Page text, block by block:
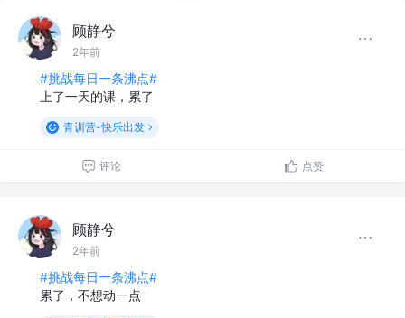
顾静兮
2年前
#挑战每日一条沸点#
上了一天的课，累了
青训营-快乐出发
评论 点赞
顾静兮
2年前
#挑战每日一条沸点#
累了，不想动一点